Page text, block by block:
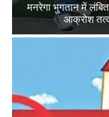
मनरेगा भुगतान में
आक्रोश